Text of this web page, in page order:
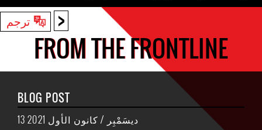
< ترجم
FROM THE FRONTLINE
BLOG POST
13 ديسَمْبِر / كانون الأول 2021